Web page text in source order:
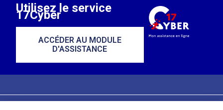
Utilisez le service
17Cyber
ACCÉDER AU MODULE
D'ASSISTANCE